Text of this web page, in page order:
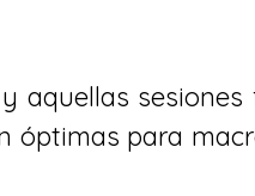
aquellas sesiones
óptimas para